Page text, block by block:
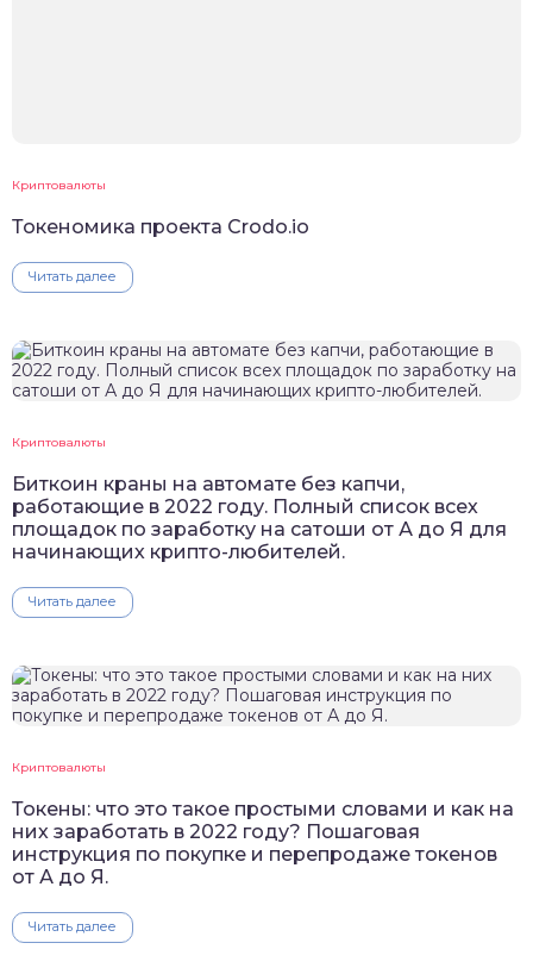
Криптовалюты
Токеномика проекта Crodo.io
Читать далее
Криптовалюты
Биткоин краны на автомате без капчи,
работающие в 2022 году. Полный список всех
площадок по заработку на сатоши от А до Я для
начинающих крипто-любителей.
Читать далее
Криптовалюты
Токены: что это такое простыми словами и как на
них заработать в 2022 году? Пошаговая
инструкция по покупке и перепродаже токенов
от А до Я.
Читать далее